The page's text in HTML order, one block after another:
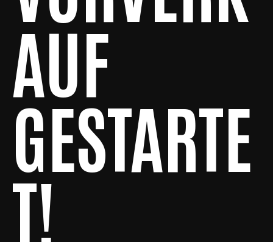
AUF
GESTARTE
T!